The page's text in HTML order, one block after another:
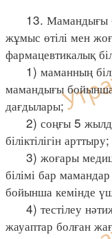
13. Мамандығы
жұмыс өтілі мен
фармацевтикалық
1) маманның
мамандығы бойынша
дағдылары;
2) соңғы 5 жылда
біліктілігін арттыру;
3) жоғары
білімі бар
бойынша кемінде
4) тестілеу
жауаптар болған